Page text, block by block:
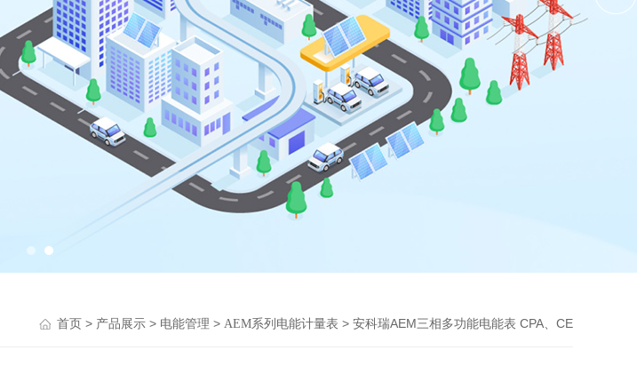
首页 > 产品展示 > 电能管理 > AEM系列电能计量表 > 安科瑞AEM三相多功能电能表 CPA、CE